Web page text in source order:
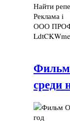
Найти
Реклама i
ООО
среди